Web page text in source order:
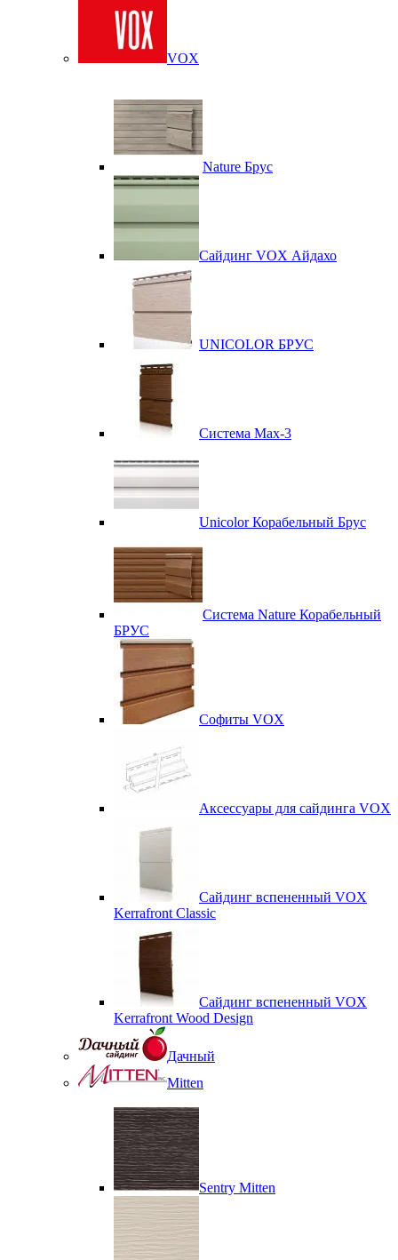
VOX
Nature Брус
Сайдинг VOX Айдахо
UNICOLOR БРУС
Система Max-3
Unicolor Корабельный Брус
Система Nature Корабельный
БРУС
Софиты VOX
Аксессуары для сайдинга VOX
Сайдинг вспененный VOX
Kerrafront Classic
Сайдинг вспененный VOX
Kerrafront Wood Design
Дачный
Mitten
Sentry Mitten